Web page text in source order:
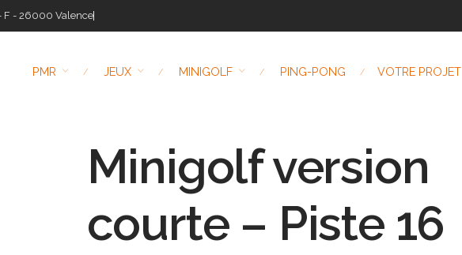
F - 26000 Valence
PMR JEUX MINIGOLF PING-PONG VOTRE PROJET
Minigolf version
courte – Piste 16